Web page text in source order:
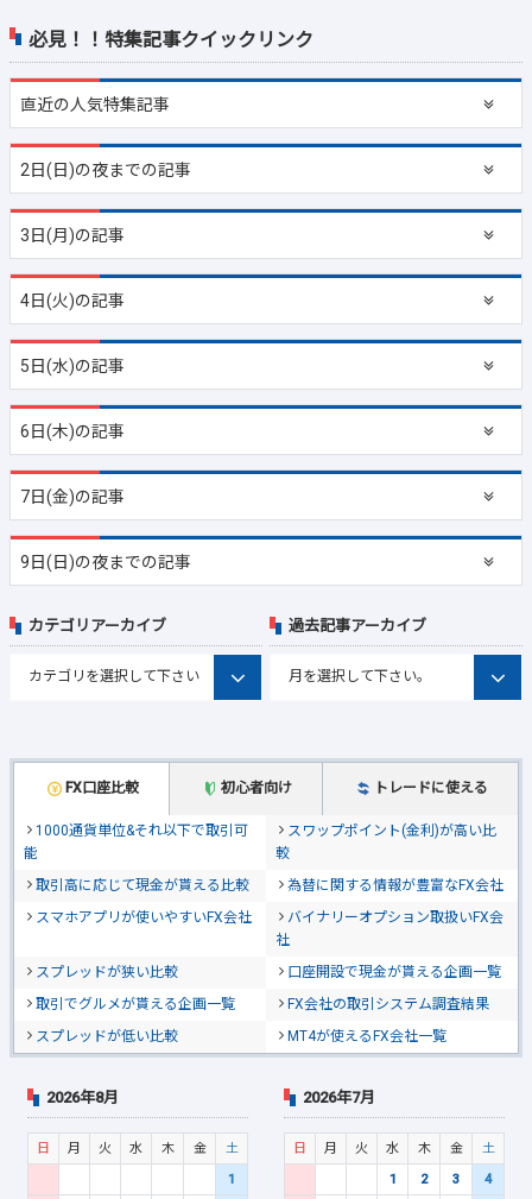
必見！！特集記事クイックリンク
直近の人気特集記事
2日(日)の夜までの記事
3日(月)の記事
4日(火)の記事
5日(水)の記事
6日(木)の記事
7日(金)の記事
9日(日)の夜までの記事
FX口座比較 初心者向け トレードに使える
1000通貨単位&それ以下で取引可
能
スワップポイント(金利)が高い比
較
取引高に応じて現金が貰える比較
為替に関する情報が豊富なFX会社
スマホアプリが使いやすいFX会社
バイナリーオプション取扱いFX会
社
スプレッドが狭い比較
口座開設で現金が貰える企画一覧
取引でグルメが貰える企画一覧
FX会社の取引システム調査結果
スプレッドが低い比較
MT4が使えるFX会社一覧
カテゴリアーカイブ 過去記事アーカイブ
2026年8月
日 月 火 水 木 金
土
1
2026年7月
日 月 火 水 木 金
土
1
2 3
4